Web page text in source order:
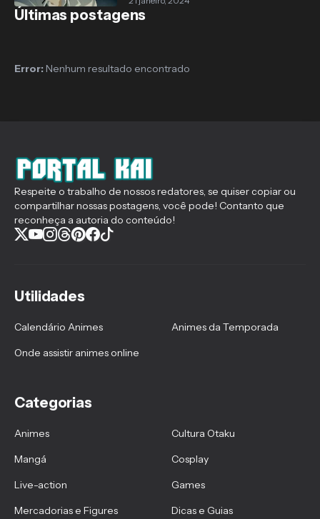
Últimas postagens
Error: Nenhum resultado encontrado
Respeite o trabalho de nossos redatores, se quiser copiar ou
compartilhar nossas postagens, você pode! Contanto que
reconheça a autoria do conteúdo!
Utilidades
Calendário Animes
Animes da Temporada
Onde assistir animes online
Categorias
Animes
Cultura Otaku
Mangá
Cosplay
Live-action
Games
Mercadorias e Figures
Dicas e Guias